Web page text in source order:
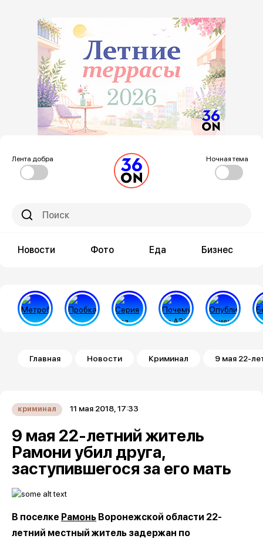
Лента добра Ночная тема
Новости Фото Еда Бизнес
Строка навигации
Главная Новости Криминал 9 мая 22-
криминал 11 мая 2018, 17:33
9 мая 22-летний житель
Рамони убил друга,
заступившегося за его мать
В поселке Рамонь Воронежской области 22-
летний местный житель задержан по